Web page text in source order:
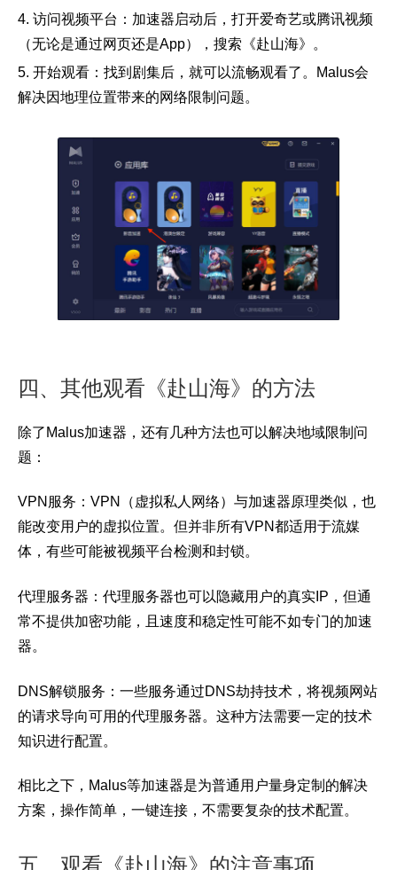
4. 访问视频平台：加速器启动后，打开爱奇艺或腾讯视频
（无论是通过网页还是App），搜索《赴山海》。
5. 开始观看：找到剧集后，就可以流畅观看了。Malus会
解决因地理位置带来的网络限制问题。
四、其他观看《赴山海》的方法
除了Malus加速器，还有几种方法也可以解决地域限制问
题：
VPN服务：VPN（虚拟私人网络）与加速器原理类似，也
能改变用户的虚拟位置。但并非所有VPN都适用于流媒
体，有些可能被视频平台检测和封锁。
代理服务器：代理服务器也可以隐藏用户的真实IP，但通
常不提供加密功能，且速度和稳定性可能不如专门的加速
器。
DNS解锁服务：一些服务通过DNS劫持技术，将视频网站
的请求导向可用的代理服务器。这种方法需要一定的技术
知识进行配置。
相比之下，Malus等加速器是为普通用户量身定制的解决
方案，操作简单，一键连接，不需要复杂的技术配置。